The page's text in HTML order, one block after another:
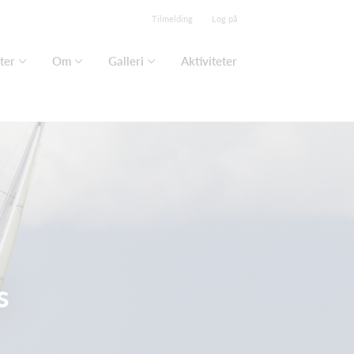
Tilmelding Log på
Om Galleri Aktiviteter